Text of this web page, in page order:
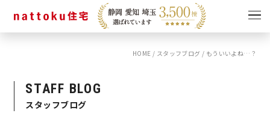
キャンペーン
ショールーム
HOME / スタッフブログ / もういいよね…？
STAFF BLOG
スタッフブログ